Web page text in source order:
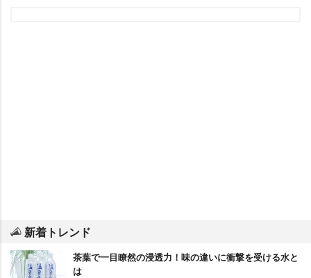
新着トレンド
茶葉で一目瞭然の浸透力！味の違いに衝撃を受ける水と
は